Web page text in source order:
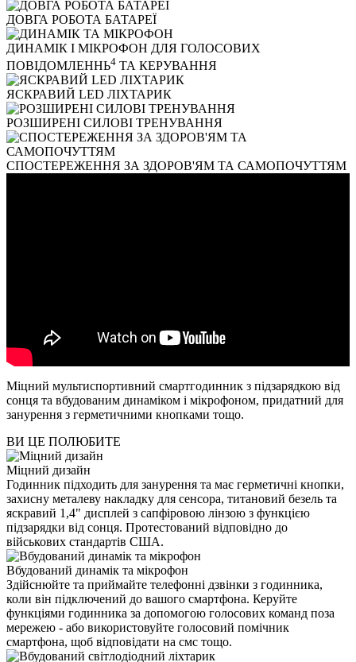
ДОВГА РОБОТА БАТАРЕЇ
ДИНАМІК І МІКРОФОН ДЛЯ ГОЛОСОВИХ
ПОВІДОМЛЕННЬ4 ТА КЕРУВАННЯ
ЯСКРАВИЙ LED ЛІХТАРИК
РОЗШИРЕНІ СИЛОВІ ТРЕНУВАННЯ
СПОСТЕРЕЖЕННЯ ЗА ЗДОРОВ'ЯМ ТА САМОПОЧУТТЯМ
Міцний мультиспортивний смартгодинник з підзарядкою від
сонця та вбудованим динаміком і мікрофоном, придатний для
занурення з герметичними кнопками тощо.
ВИ ЦЕ ПОЛЮБИТЕ
Міцний дизайн
Годинник підходить для занурення та має герметичні кнопки,
захисну металеву накладку для сенсора, титановий безель та
яскравий 1,4" дисплей з сапфіровою лінзою з функцією
підзарядки від сонця. Протестований відповідно до
військових стандартів США.
Вбудований динамік та мікрофон
Здійснюйте та приймайте телефонні дзвінки з годинника,
коли він підключений до вашого смартфона. Керуйте
функціями годинника за допомогою голосових команд поза
мережею - або використовуйте голосовий помічник
смартфона, щоб відповідати на смс тощо.